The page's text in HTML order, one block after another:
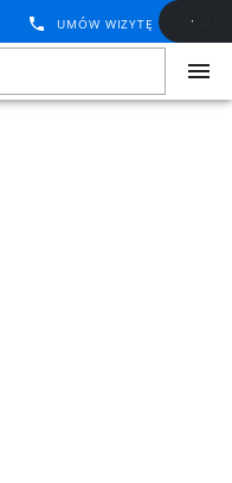
UMÓW WIZYTĘ